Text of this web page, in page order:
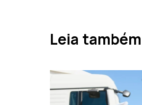
a
n
e
i
Leia